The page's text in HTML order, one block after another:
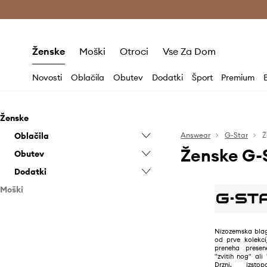
Ženske Moški Otroci Vse Za Dom
Novosti Oblačila Obutev Dodatki Šport Premium
Ženske
Oblačila
Bluze in srajce
Hlače in pajkice
Obutev
Gležnjarji
Dodatki
Moški
Answear G-Star
Ženske
Nizozemska
od prve
preneha
"zvitih nog" ali
Drzni,